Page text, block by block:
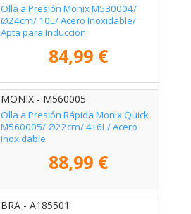
Olla a Presión Monix M530004/
Ø24cm/ 10L/ Acero Inoxidable/
Apta para Inducción
84,99 €
MONIX - M560005
Olla a Presión Rápida Monix Quick
M560005/ Ø22cm/ 4+6L/ Acero
Inoxidable
88,99 €
BRA - A185501